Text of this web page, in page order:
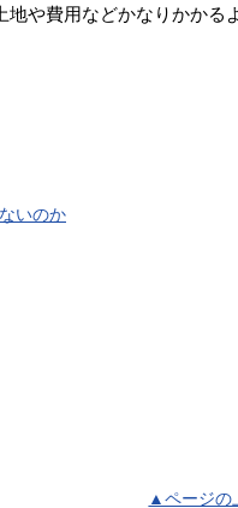
や費用などかなりかかる
いのか
▲ページの